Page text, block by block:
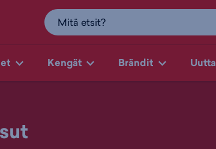
Kengät Brändit Uutta